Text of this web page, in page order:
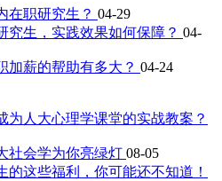
在职研究生？ 04-29
究生，实践效果如何保障？ 04-
加薪的帮助有多大？ 04-24
为人大心理学课堂的实战教案？
社会学为你亮绿灯 08-05
的这些福利，你可能还不知道！